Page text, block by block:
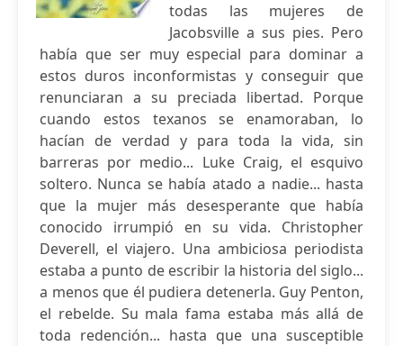
todas las mujeres de
Jacobsville a sus pies. Pero
había que ser muy especial para dominar a
estos duros inconformistas y conseguir que
renunciaran a su preciada libertad. Porque
cuando estos texanos se enamoraban, lo
hacían de verdad y para toda la vida, sin
barreras por medio... Luke Craig, el esquivo
soltero. Nunca se había atado a nadie... hasta
que la mujer más desesperante que había
conocido irrumpió en su vida. Christopher
Deverell, el viajero. Una ambiciosa periodista
estaba a punto de escribir la historia del siglo...
a menos que él pudiera detenerla. Guy Penton,
el rebelde. Su mala fama estaba más allá de
toda redención... hasta que una susceptible